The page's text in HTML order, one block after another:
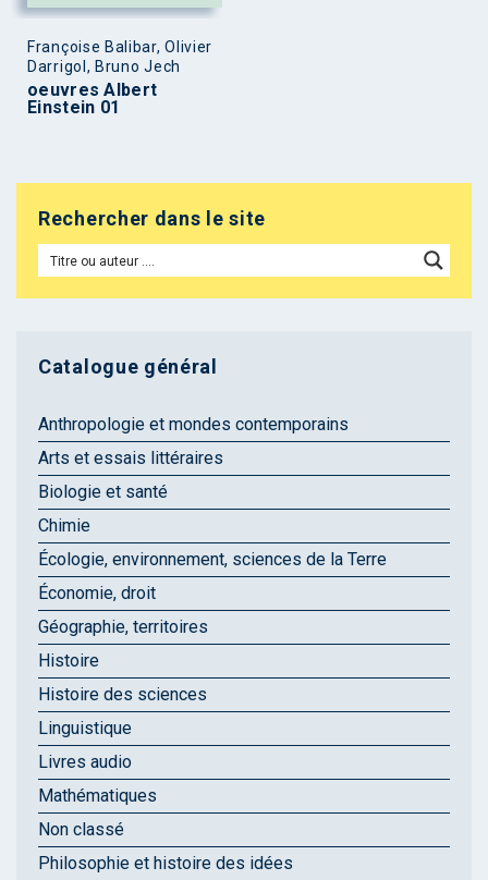
Françoise Balibar, Olivier
Darrigol, Bruno Jech
oeuvres Albert
Einstein 01
Rechercher dans le site
Catalogue général
Anthropologie et mondes contemporains
Arts et essais littéraires
Biologie et santé
Chimie
Écologie, environnement, sciences de la Terre
Économie, droit
Géographie, territoires
Histoire
Histoire des sciences
Linguistique
Livres audio
Mathématiques
Non classé
Philosophie et histoire des idées